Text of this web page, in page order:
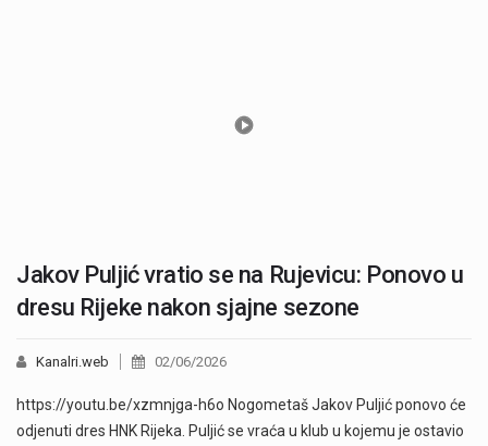
Jakov Puljić vratio se na Rujevicu: Ponovo u
dresu Rijeke nakon sjajne sezone
Kanalri.web 02/06/2026
https://youtu.be/xzmnjga-h6o Nogometaš Jakov Puljić ponovo će
odjenuti dres HNK Rijeka. Puljić se vraća u klub u kojemu je ostavio